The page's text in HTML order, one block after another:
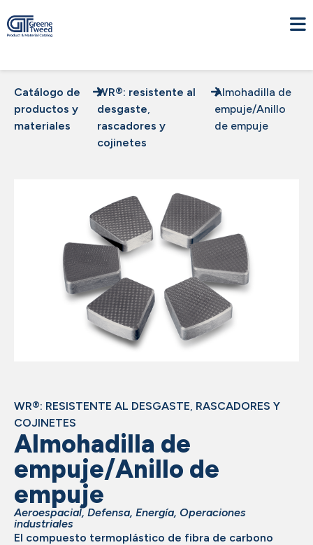
Catálogo de
productos y
materiales
WR®: resistente al
desgaste,
rascadores y
cojinetes
Almohadilla de
empuje/Anillo
de empuje
WR®: RESISTENTE AL DESGASTE RASCADORES Y
COJINETES
Almohadilla de
empuje/Anillo de
empuje
Aeroespacial,Defensa, Energía, Operaciones
industriales
El compuesto termoplástico de fibra de carbono